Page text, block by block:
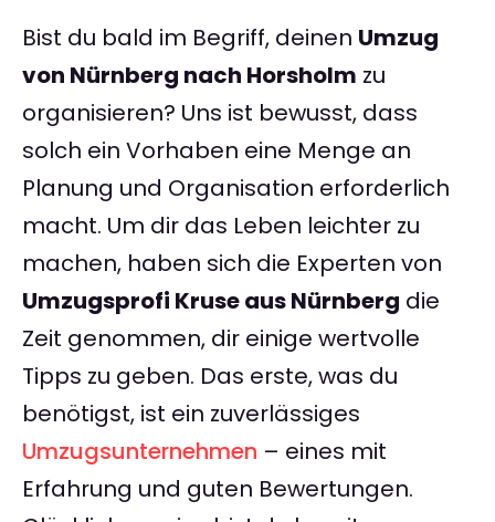
Bist du bald im Begriff, deinen Umzug
von Nürnberg nach Horsholm zu
organisieren? Uns ist bewusst, dass
solch ein Vorhaben eine Menge an
Planung und Organisation erforderlich
macht. Um dir das Leben leichter zu
machen, haben sich die Experten von
Umzugsprofi Kruse aus Nürnberg die
Zeit genommen, dir einige wertvolle
Tipps zu geben. Das erste, was du
benötigst, ist ein zuverlässiges
Umzugsunternehmen – eines mit
Erfahrung und guten Bewertungen.